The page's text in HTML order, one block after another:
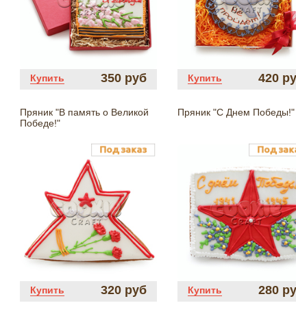
Купить 350 руб Купить 420
Пряник "В память о Великой
Победе!"
Купить 320 руб
Пряник "С Днем Победы!"
Купить 280